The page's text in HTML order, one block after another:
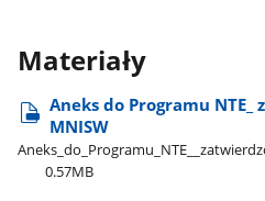
Materiały
Aneks do Programu
MNISW
0.57MB